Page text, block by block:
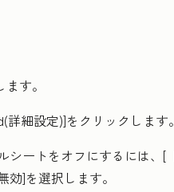
す。
詳細設定)]をクリックします。
シートをオフにするには、[
効]を選択します。